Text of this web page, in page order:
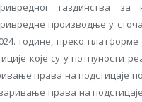
газдинства
производње у
године, преко
које су у потпуности
права на подстицаје
права на